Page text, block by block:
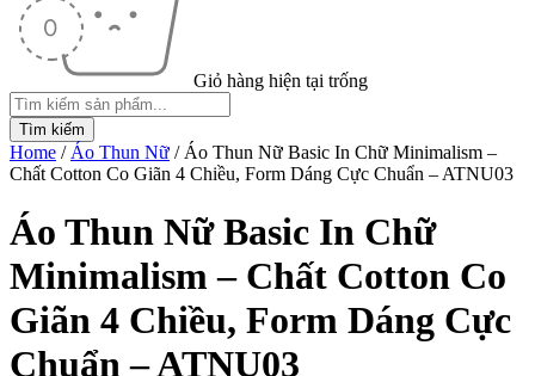
Giỏ hàng hiện tại trống
Home / Áo Thun Nữ /Áo Thun Nữ Basic In Chữ Minimalism –
Chất Cotton Co Giãn 4 Chiều, Form Dáng Cực Chuẩn – ATNU03
Áo Thun Nữ Basic In Chữ
Minimalism – Chất Cotton Co
Giãn 4 Chiều, Form Dáng Cực
Chuẩn – ATNU03